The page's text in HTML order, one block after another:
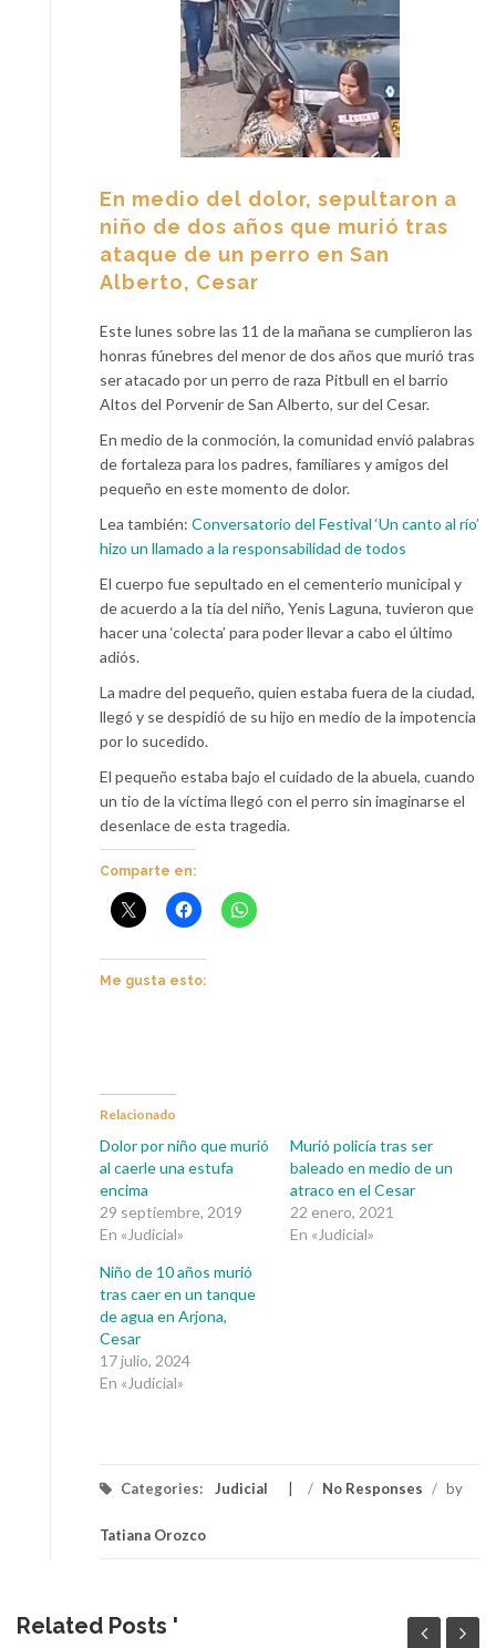
En medio del dolor, sepultaron a
niño de dos años que murió tras
ataque de un perro en San
Alberto, Cesar
Este lunes sobre las 11 de la mañana se cumplieron las
honras fúnebres del menor de dos años que murió tras
ser atacado por un perro de raza Pitbull en el barrio
Altos del Porvenir de San Alberto, sur del Cesar.
En medio de la conmoción, la comunidad envió palabras
de fortaleza para los padres, familiares y amigos del
pequeño en este momento de dolor.
Lea también: Conversatorio del Festival ‘Un canto al río’
hizo un llamado a la responsabilidad de todos
El cuerpo fue sepultado en el cementerio municipal y
de acuerdo a la tia del niño, Yenis Laguna, tuvieron que
hacer una ‘colecta’ para poder llevar a cabo el último
adiós.
La madre del pequeño, quien estaba fuera de la ciudad,
llegó y se despidió de su hijo en medio de la impotencia
por lo sucedido.
El pequeño estaba bajo el cuidado de la abuela, cuando
un tio de la víctima llegó con el perro sin imaginarse el
desenlace de esta tragedia.
Comparte en:
Me gusta esto:
Relacionado
Dolor por niño que murió
al caerle una estufa
encima
29 septiembre, 2019
En «Judicial»
Murió policía tras ser
baleado en medio de un
atraco en el Cesar
22 enero, 2021
En «Judicial»
Niño de 10 años murió
tras caer en un tanque
de agua en Arjona,
Cesar
17 julio, 2024
En «Judicial»
Categories: Judicial / No Responses / by
Tatiana Orozco
Related Posts '